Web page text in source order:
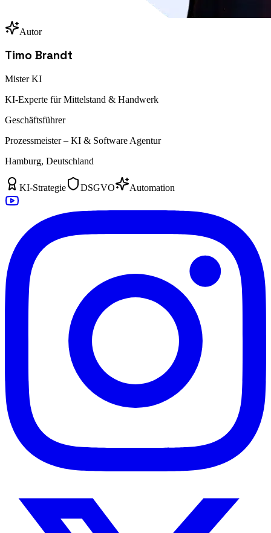
Autor
Timo Brandt
Mister KI
KI-Experte für Mittelstand & Handwerk
Geschäftsführer
Prozessmeister – KI & Software Agentur
Hamburg, Deutschland
KI-Strategie DSGVO Automation